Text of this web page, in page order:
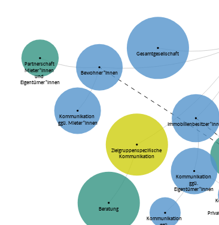
Bewohner*innen
Zielgruppenspezifische
Kommunikation
Gesamtgesellschaft
Partnerschaft
Mieter*innen
und
Eigentümer*innen
Kommunikation
ggü. Mieter*innen
Kommunikation
ggü.
Eigentümer*innen
Beratung
Kommunikation